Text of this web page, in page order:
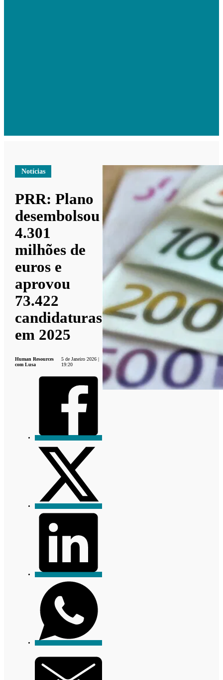
Notícias
PRR: Plano
desembolsou
4.301
milhões de
euros e
aprovou
73.422
candidaturas
em 2025
Human Resources
com Lusa
5 de Janeiro 2026 |
19:20